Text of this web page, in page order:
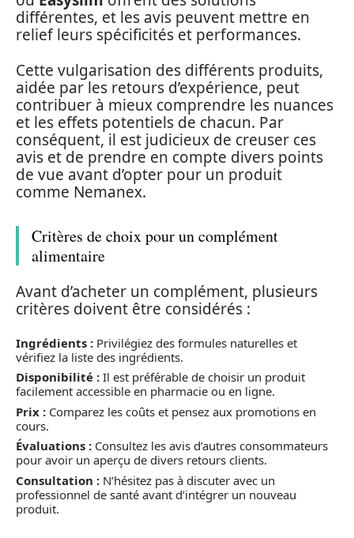
différentes, et les avis peuvent mettre en
relief leurs spécificités et performances.
Cette vulgarisation des différents produits,
aidée par les retours d’expérience, peut
contribuer à mieux comprendre les nuances
et les effets potentiels de chacun. Par
conséquent, il est judicieux de creuser ces
avis et de prendre en compte divers points
de vue avant d’opter pour un produit
comme Nemanex.
Critères de choix pour un complément
alimentaire
Avant d’acheter un complément, plusieurs
critères doivent être considérés :
Ingrédients : Privilégiez des formules naturelles et
vérifiez la liste des ingrédients.
Disponibilité : Il est préférable de choisir un produit
facilement accessible en pharmacie ou en ligne.
Prix : Comparez les coûts et pensez aux promotions en
cours.
Évaluations : Consultez les avis d’autres consommateurs
pour avoir un aperçu de divers retours clients.
Consultation : N’hésitez pas à discuter avec un
professionnel de santé avant d’intégrer un nouveau
produit.